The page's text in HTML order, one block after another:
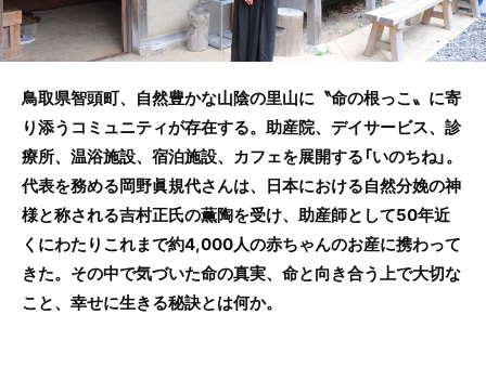
鳥取県智頭町、自然豊かな山陰の里山に〝命の根っこ〟に寄
り添うコミュニティが存在する。助産院、デイサービス、診
療所、温浴施設、宿泊施設、カフェを展開する「いのちね」。
代表を務める岡野眞規代さんは、日本における自然分娩の神
様と称される吉村正氏の薫陶を受け、助産師として50年近
くにわたりこれまで約4,000人の赤ちゃんのお産に携わって
きた。その中で気づいた命の真実、命と向き合う上で大切な
こと、幸せに生きる秘訣とは何か。